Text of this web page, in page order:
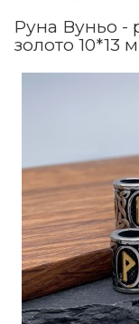
Руна Вуньо -
золото 10*13